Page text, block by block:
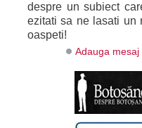
despre un subiect
ezitati sa ne lasati un
oaspeti!
Adauga mesaj